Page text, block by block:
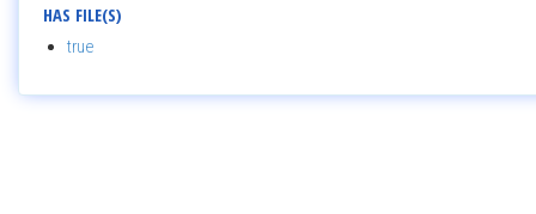
HAS FILE(S)
true